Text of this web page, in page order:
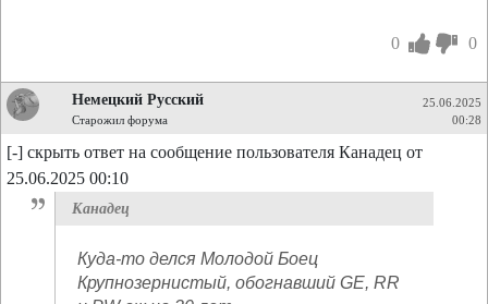
0 0
Немецкий Русский
Старожил форума
25.06.2025
00:28
[-] скрыть ответ на сообщение пользователя Канадец от
25.06.2025 00:10
Канадец
Куда-то делся Молодой Боец
Крупнозернистый, обогнавший GE, RR